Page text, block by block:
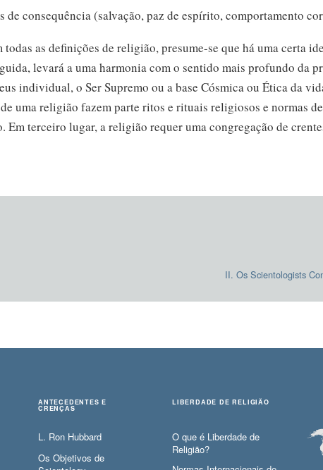
de consequência (salvação, paz de espírito, comportamento
todas as definições de religião,presume-se que há uma certa
levará a uma harmonia com o sentido mais profundo da
individual, o Ser Supremo ou a base Cósmica ou Ética da
uma religião fazem parte ritos e rituais religiosos e normas de
Em terceiro lugar, a religião requer uma congregação de
II. Os Scientologists
ANTECEDENTES E
CRENÇAS
L. Ron Hubbard
Os Objetivos de
LIBERDADE DE RELIGIÃO
O que é Liberdade de
Religião?